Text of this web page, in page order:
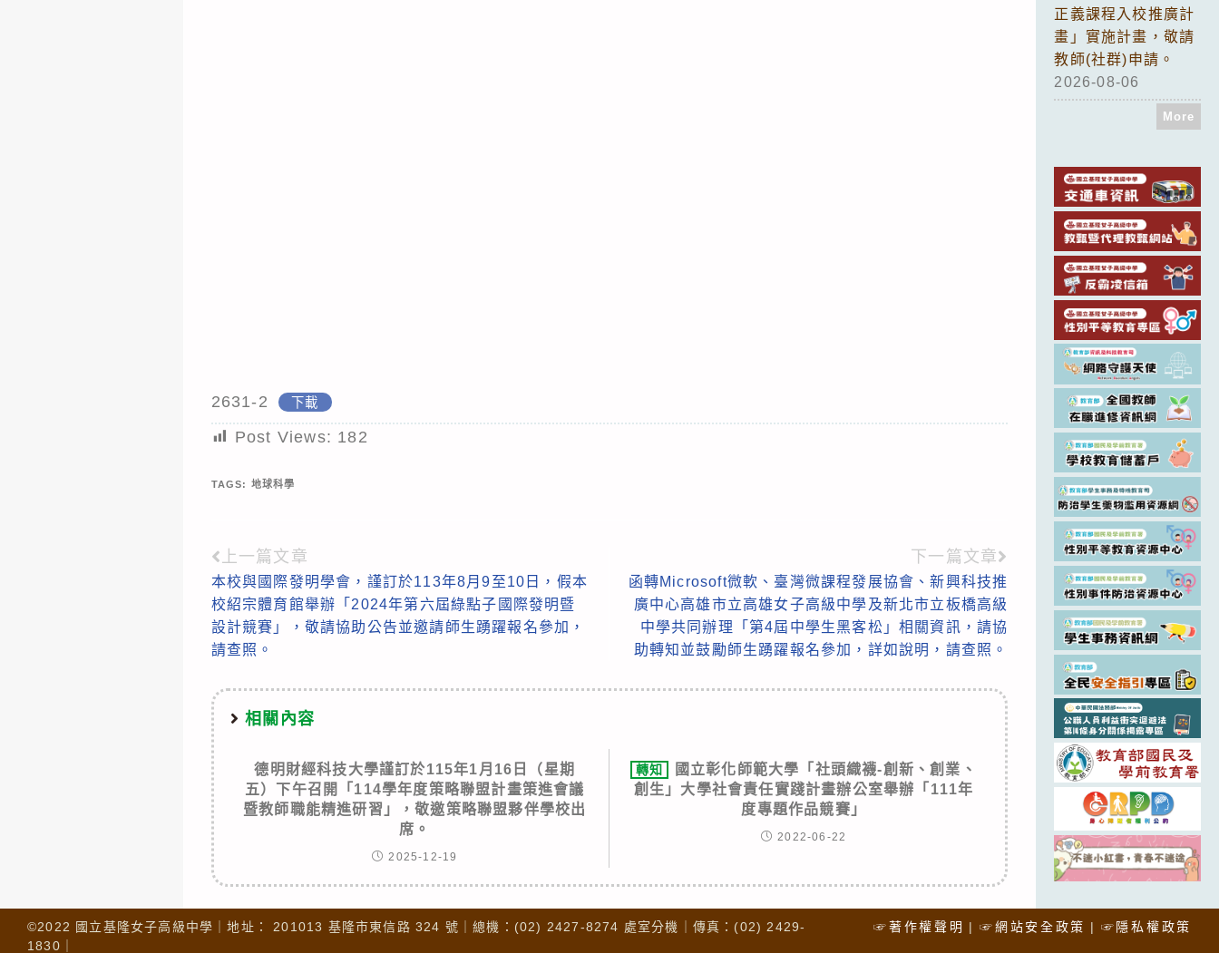
2631-2 下載
Post Views: 182
TAGS: 地球科學
Read
more
articles
上一篇文章
本校與國際發明學會，謹訂於113年8月9至10日，假本
校紹宗體育館舉辦「2024年第六屆綠點子國際發明暨
設計競賽」，敬請協助公告並邀請師生踴躍報名參加，
請查照。
下一篇文章
函轉Microsoft微軟、臺灣微課程發展協會、新興科技推
廣中心高雄市立高雄女子高級中學及新北市立板橋高級
中學共同辦理「第4屆中學生黑客松」相關資訊，請協
助轉知並鼓勵師生踴躍報名參加，詳如說明，請查照。
相關內容
德明財經科技大學謹訂於115年1月16日（星期
五）下午召開「114學年度策略聯盟計畫策進會議
暨教師職能精進研習」，敬邀策略聯盟夥伴學校出
席。
2025-12-19
轉知
國立彰化師範大學「社頭織襪-創新、創業、
創生」大學社會責任實踐計畫辦公室舉辦「111年
度專題作品競賽」
2022-06-22
正義課程入校推廣計
畫」實施計畫，敬請
教師(社群)申請。
2026-08-06
More
☞著作權聲明 ☞網站安全政策 ☞隱私權政策
©2022 國立基隆女子高級中學｜地址： 201013 基隆市東信路 324 號｜總機：(02) 2427-8274 處室分機｜傳真：(02) 2429-
1830｜